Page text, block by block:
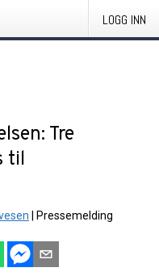
LOGG INN
Tre
til
Pressemelding